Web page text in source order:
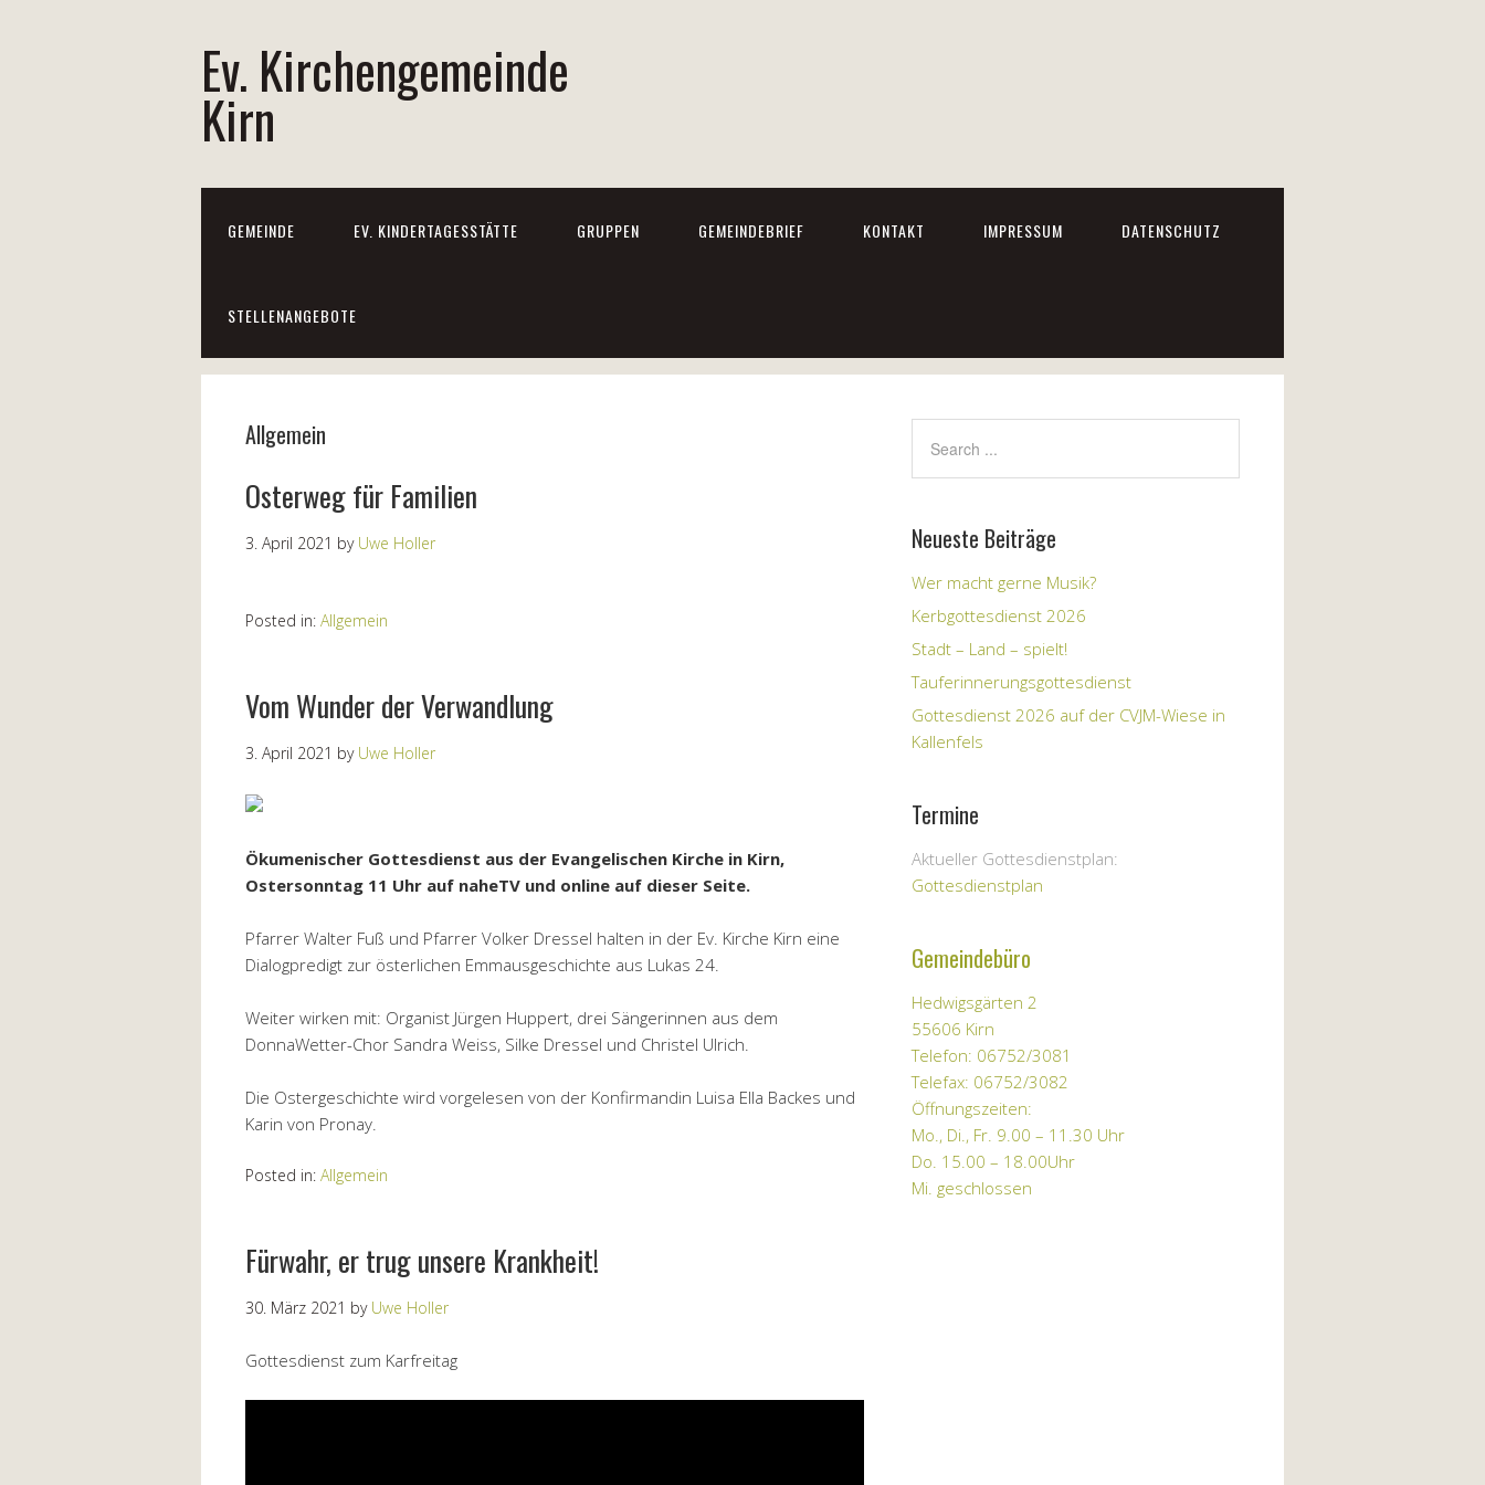
Ev. Kirchengemeinde
Kirn
GEMEINDE EV. KINDERTAGESSTÄTTE GRUPPEN GEMEINDEBRIEF KONTAKT IMPRESSUM DATENSCHUTZ
STELLENANGEBOTE
Allgemein
Osterweg für Familien
3. April 2021 by Uwe Holler
Posted in: Allgemein
Vom Wunder der Verwandlung
3. April 2021 by Uwe Holler
Ökumenischer Gottesdienst aus der Evangelischen Kirche in Kirn,
Ostersonntag 11 Uhr auf naheTV und online auf dieser Seite.
Pfarrer Walter Fuß und Pfarrer Volker Dressel halten in der Ev. Kirche Kirn eine
Dialogpredigt zur österlichen Emmausgeschichte aus Lukas 24.
Weiter wirken mit: Organist Jürgen Huppert, drei Sängerinnen aus dem
DonnaWetter-Chor Sandra Weiss, Silke Dressel und Christel Ulrich.
Die Ostergeschichte wird vorgelesen von der Konfirmandin Luisa Ella Backes und
Karin von Pronay.
Posted in: Allgemein
Fürwahr, er trug unsere Krankheit!
30. März 2021 by Uwe Holler
Gottesdienst zum Karfreitag
Neueste Beiträge
Wer macht gerne Musik?
Kerbgottesdienst 2026
Stadt – Land – spielt!
Tauferinnerungsgottesdienst
Gottesdienst 2026 auf der CVJM-Wiese in
Kallenfels
Termine
Aktueller Gottesdienstplan:
Gottesdienstplan
Gemeindebüro
Hedwigsgärten 2
55606 Kirn
Telefon: 06752/3081
Telefax: 06752/3082
Öffnungszeiten:
Mo., Di., Fr. 9.00 – 11.30 Uhr
Do. 15.00 – 18.00Uhr
Mi. geschlossen